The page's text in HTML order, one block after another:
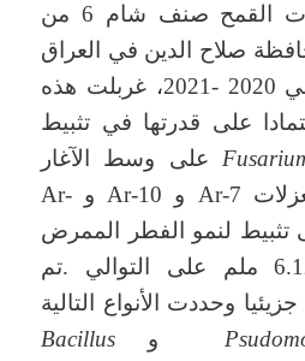
المحيطة بجذور نباتات القمح صنف شام 6 من
صلاح الدين في العراق
خلال للموسم الزراعي 2020 -2021، غربلت هذه
على قدرتها في تثبيط
على وسط الآغار
المغذي، وتفوقت العزلات Ar-7 و Ar-10 و Ar-
تثبيط لنمو الفطر الممرض
بلغ 9.85 و7.33 و6.12 ملم على التوالي .تم
وحددت الأنواع التالية
و Bacillus